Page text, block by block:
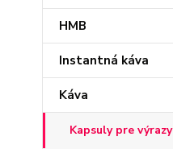
HMB
Instantná káva
Káva
Kapsuly pre výrazy